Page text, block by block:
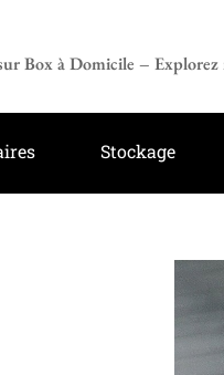
Box à Domicile – Explorez
Stockage